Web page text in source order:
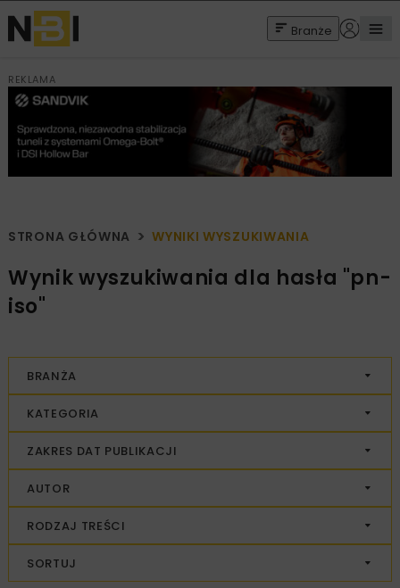
Branże
REKLAMA
STRONA GŁÓWNA WYNIKI WYSZUKIWANIA
Wynik wyszukiwania dla hasła "pn-
iso"
BRANŻA
KATEGORIA
ZAKRES DAT PUBLIKACJI
AUTOR
RODZAJ TREŚCI
SORTUJ